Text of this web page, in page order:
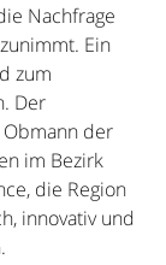
Nachfrage
Ein
zum
Der
der
im Bezirk
die Region
innovativ und